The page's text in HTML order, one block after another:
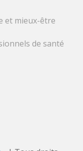
et mieux-être
de santé